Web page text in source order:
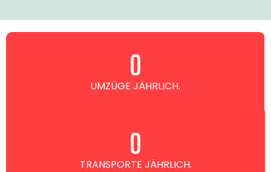
UMZÜGE JÄHRLICH.
0
TRANSPORTE JÄHRLICH.
0